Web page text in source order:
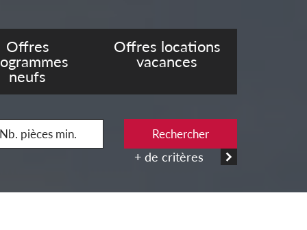
Offres
neufs
Offres locations
vacances
Rechercher
+ de critères